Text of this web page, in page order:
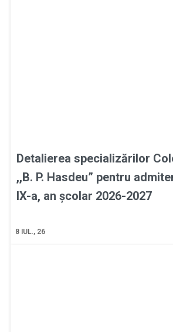
Detalierea specializărilor
,,B. P. Hasdeu” pentru
IX-a, an școlar 2026-2027
8 IUL., 26